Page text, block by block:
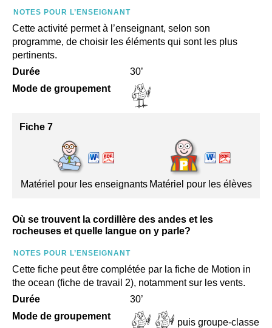
NOTES POUR L’ENSEIGNANT
Cette activité permet à l’enseignant, selon son
programme, de choisir les éléments qui sont les plus
pertinents.
Durée
30’
Mode de groupement
Fiche 7
Matériel pour les enseignants Matériel pour les élèves
Où se trouvent la cordillère des andes et les
rocheuses et quelle langue on y parle?
NOTES POUR L’ENSEIGNANT
Cette fiche peut être complétée par la fiche de Motion in
the ocean (fiche de travail 2), notamment sur les vents.
Durée
30’
Mode de groupement
puis groupe-classe